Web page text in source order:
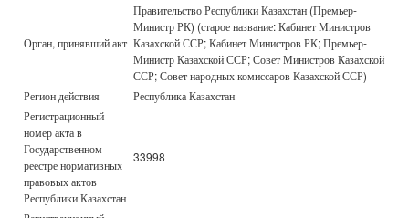
Орган, принявший акт
Правительство Республики Казахстан (Премьер-
Министр РК) (старое название: Кабинет Министров
Казахской ССР; Кабинет Министров РК; Премьер-
Министр Казахской ССР; Совет Министров Казахской
ССР; Совет народных комиссаров Казахской ССР)
Регион действия
Республика Казахстан
Регистрационный
номер акта в
Государственном
реестре нормативных
правовых актов
Республики Казахстан
33998